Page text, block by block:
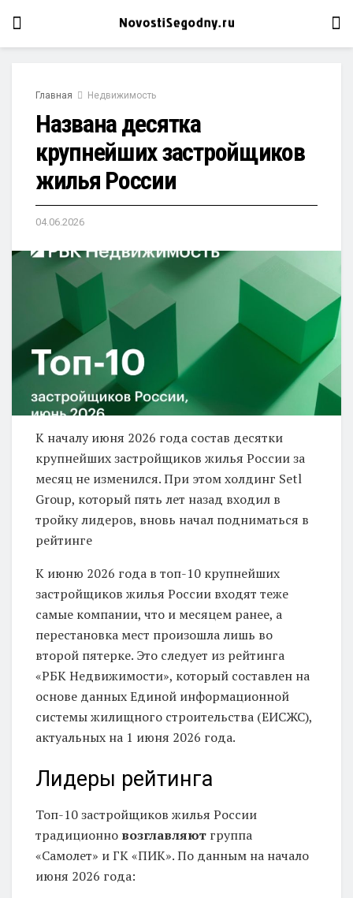
Главная Недвижимость
Названа десятка
крупнейших застройщиков
жилья России
04.06.2026
К началу июня 2026 года состав десятки
крупнейших застройщиков жилья России за
месяц не изменился. При этом холдинг Setl
Group, который пять лет назад входил в
тройку лидеров, вновь начал подниматься в
рейтинге
К июню 2026 года в топ-10 крупнейших
застройщиков жилья России входят теже
самые компании, что и месяцем ранее, а
перестановка мест произошла лишь во
второй пятерке. Это следует из рейтинга
«РБК Недвижимости», который составлен на
основе данных Единой информационной
системы жилищного строительства (ЕИСЖС),
актуальных на 1 июня 2026 года.
Лидеры рейтинга
Топ-10 застройщиков жилья России
традиционно возглавляют группа
«Самолет» и ГК «ПИК». По данным на начало
июня 2026 года: